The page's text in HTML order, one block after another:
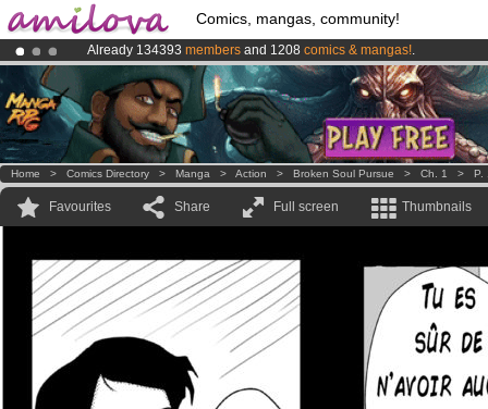
Comics, mangas, community!
Already 134393 members and 1208 comics & mangas!.
Premium membership from3.95 eurosper month !Get membership
AmilovaKickstarter is now LIVE!.
Home > Comics Directory > Manga > Action > Broken Soul Pursue > Ch. 1 > P.
Favourites Share Full screen Thumbnails